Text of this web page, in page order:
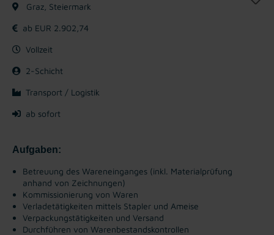
Graz, Steiermark
ab EUR 2.902,74
Vollzeit
2-Schicht
Transport / Logistik
ab sofort
Aufgaben:
Betreuung des Wareneinganges (inkl. Materialprüfung
anhand von Zeichnungen)
Kommissionierung von Waren
Verladetätigkeiten mittels Stapler und Ameise
Verpackungstätigkeiten und Versand
Durchführen von Warenbestandskontrollen